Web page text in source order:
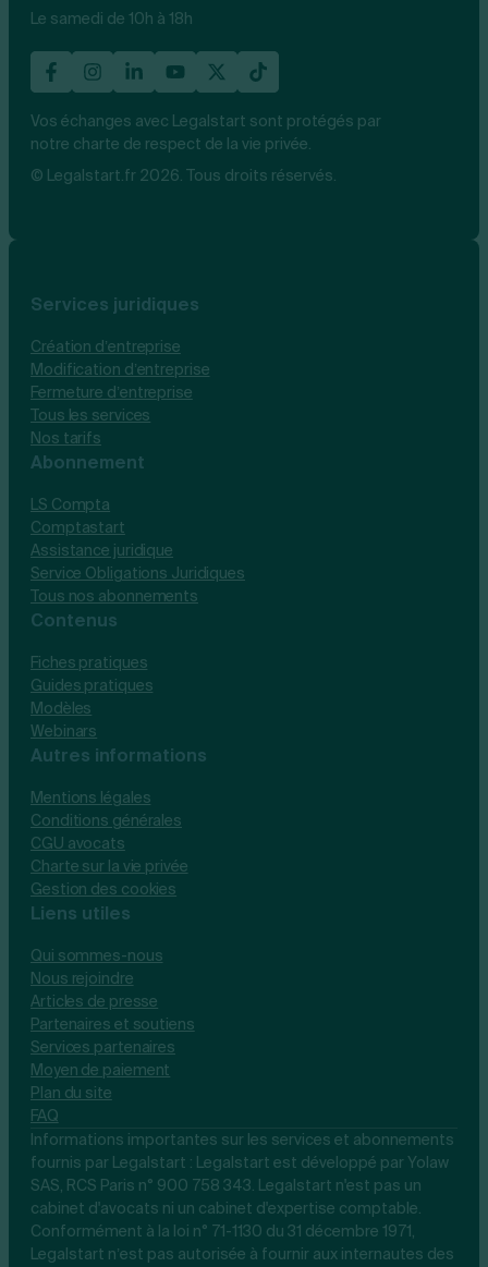
Le samedi de 10h à 18h
Vos échanges avec Legalstart sont protégés par
notre charte de respect de la vie privée.
© Legalstart.fr 2026. Tous droits réservés.
Services juridiques
Création d’entreprise
Modification d’entreprise
Fermeture d’entreprise
Tous les services
Nos tarifs
Abonnement
LS Compta
Comptastart
Assistance juridique
Service Obligations Juridiques
Tous nos abonnements
Contenus
Fiches pratiques
Guides pratiques
Modèles
Webinars
Autres informations
Mentions légales
Conditions générales
CGU avocats
Charte sur la vie privée
Gestion des cookies
Liens utiles
Qui sommes-nous
Nous rejoindre
Articles de presse
Partenaires et soutiens
Services partenaires
Moyen de paiement
Plan du site
FAQ
Informations importantes sur les services et abonnements
fournis par Legalstart : Legalstart est développé par Yolaw
SAS, RCS Paris n° 900 758 343. Legalstart n'est pas un
cabinet d'avocats ni un cabinet d'expertise comptable.
Conformément à la loi n° 71-1130 du 31 décembre 1971,
Legalstart n’est pas autorisée à fournir aux internautes des